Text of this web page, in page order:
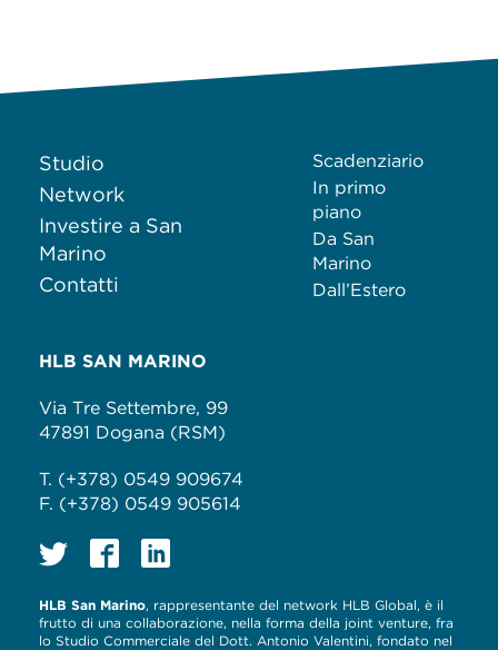
Studio
Network
Investire a San
Marino
Contatti
Scadenziario
In primo
piano
Da San
Marino
Dall’Estero
HLB SAN MARINO
Via Tre Settembre, 99
47891 Dogana (RSM)
T. (+378) 0549 909674
F. (+378) 0549 905614
HLB San Marino, rappresentante del network HLB Global, è il
frutto di una collaborazione, nella forma della joint venture, fra
lo Studio Commerciale del Dott. Antonio Valentini, fondato nel